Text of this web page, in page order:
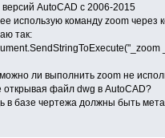
версий AutoCAD c 2006-2015
использую команду zoom через
так:
ли выполнить zoom не
открывая файл dwg в AutoCAD?
в базе чертежа должны быть